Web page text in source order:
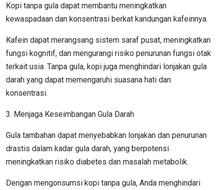
Kopi tanpa gula dapat membantu meningkatkan
kewaspadaan dan konsentrasi berkat kandungan kafeinnya.
Kafein dapat merangsang sistem saraf pusat, meningkatkan
fungsi kognitif, dan mengurangi risiko penurunan fungsi otak
terkait usia. Tanpa gula, kopi juga menghindari lonjakan gula
darah yang dapat memengaruhi suasana hati dan
konsentrasi.
3. Menjaga Keseimbangan Gula Darah
Gula tambahan dapat menyebabkan lonjakan dan penurunan
drastis dalam kadar gula darah, yang berpotensi
meningkatkan risiko diabetes dan masalah metabolik.
Dengan mengonsumsi kopi tanpa gula, Anda menghindari